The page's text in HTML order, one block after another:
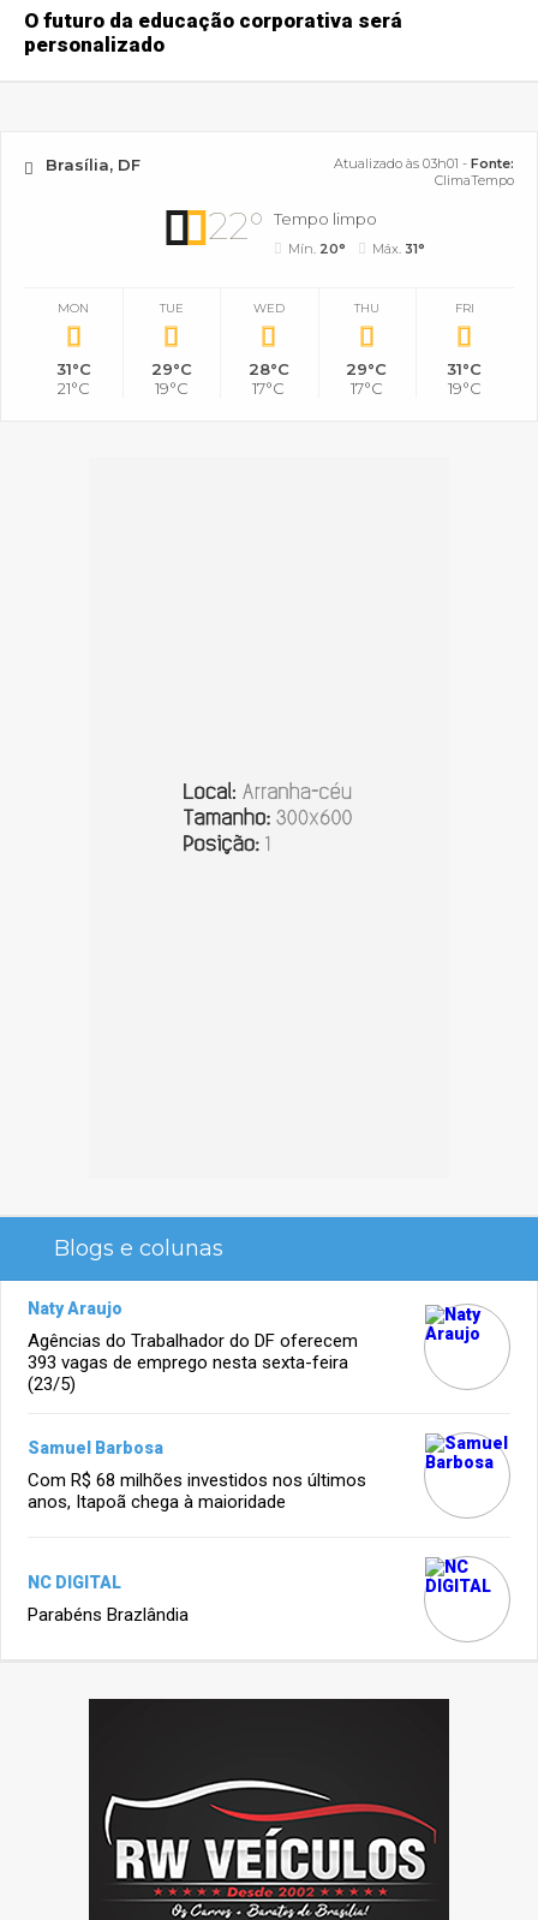
O futuro da educação corporativa será
personalizado
Brasília, DF Atualizado às 03h01 - Fonte:
ClimaTempo
22° Tempo limpo
Mín. 20° Máx. 31°
MON
31°C
21°C
TUE
29°C
19°C
WED
28°C
17°C
THU
29°C
17°C
FRI
31°C
19°C
Blogs e colunas
Naty Araujo
Agências do Trabalhador do DF oferecem
393 vagas de emprego nesta sexta-feira
(23/5)
Samuel Barbosa
Com R$ 68 milhões investidos nos últimos
anos, Itapoã chega à maioridade
NC DIGITAL
Parabéns Brazlândia